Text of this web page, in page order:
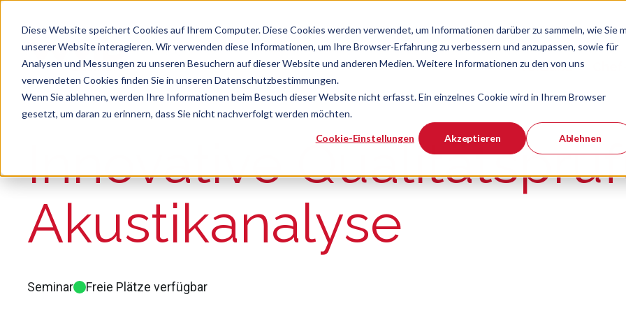
Diese Website speichert Cookies auf Ihrem Computer. Diese Cookies werden verwendet, um Informationen darüber zu sammeln, wie Sie
unserer Website interagieren. Wir verwenden diese Informationen, um Ihre Browser-Erfahrung zu verbessern und anzupassen, sowie für
Analysen und Messungen zu unseren Besuchern auf dieser Website und anderen Medien. Weitere Informationen zu den von uns
verwendeten Cookies finden Sie in unseren Datenschutzbestimmungen.
Wenn Sie ablehnen, werden Ihre Informationen beim Besuch dieser Website nicht erfasst. Ein einzelnes Cookie wird in Ihrem Browser
gesetzt, um daran zu erinnern, dass Sie nicht nachverfolgt werden möchten.
Cookie-Einstellungen Akzeptieren Ablehnen
Zeige
Verband
Suche
Es gibt keine Vorschläge, da das Suchfeld leer ist.
Innovative
Akustikanalyse
Seminar Freie Plätze verfügbar